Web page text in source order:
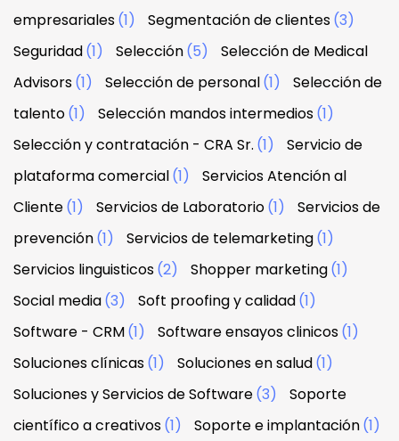
empresariales(1) Segmentación de clientes(3)
Seguridad(1) Selección(5)
Selección de Medical
Advisors(1) Selección de personal(1)
Selección de
talento(1) Selección mandos intermedios(1)
Selección y contratación - CRA Sr. (1)
Servicio de
plataforma comercial(1)
Servicios Atención al
Cliente(1) Servicios de Laboratorio(1)
Servicios de
prevención(1) Servicios de telemarketing(1)
Servicios linguisticos(2) Shopper marketing(1)
Social media(3) Soft proofing y calidad(1)
Software - CRM(1) Software ensayos clinicos(1)
Soluciones clínicas(1) Soluciones en salud(1)
Soluciones y Servicios de Software(3)
Soporte
científico a creativos(1) Soporte e implantación(1)